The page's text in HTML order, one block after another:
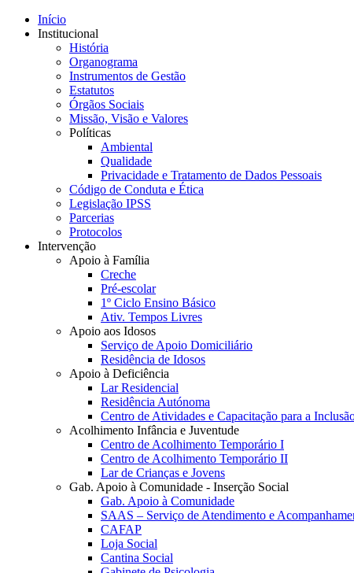
Início
Institucional
História
Organograma
Instrumentos de Gestão
Estatutos
Órgãos Sociais
Missão, Visão e Valores
Políticas
Ambiental
Qualidade
Privacidade e Tratamento de Dados Pessoais
Código de Conduta e Ética
Legislação IPSS
Parcerias
Protocolos
Intervenção
Apoio à Família
Creche
Pré-escolar
1º Ciclo Ensino Básico
Ativ. Tempos Livres
Apoio aos Idosos
Serviço de Apoio Domiciliário
Residência de Idosos
Apoio à Deficiência
Lar Residencial
Residência Autónoma
Centro de Atividades e Capacitação para a
Acolhimento Infância e Juventude
Centro de Acolhimento Temporário I
Centro de Acolhimento Temporário II
Lar de Crianças e Jovens
Gab. Apoio à Comunidade - Inserção Social
Gab. Apoio à Comunidade
SAAS – Serviço de Atendimento e
CAFAP
Loja Social
Cantina Social